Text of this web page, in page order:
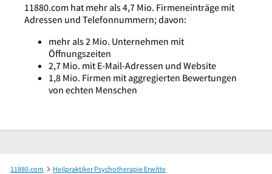
11880.com hat mehr als 4,7 Mio. Firmeneinträge mit
Adressen und Telefonnummern; davon:
mehr als 2 Mio. Unternehmen mit
Öffnungszeiten
2,7 Mio. mit E-Mail-Adressen und Website
1,8 Mio. Firmen mit aggregierten Bewertungen
von echten Menschen
11880.com
Heilpraktiker Psychotherapie Erwitte